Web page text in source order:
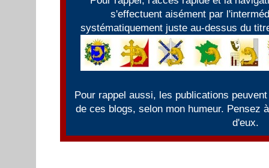
s'effectuent aisément par
systématiquement juste au-dessus du
Pour rappel aussi, les publications
de ces blogs, selon mon humeur. Pensez
d'eux.